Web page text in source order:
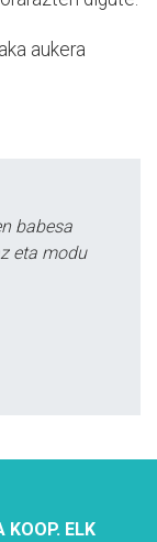
aukera
babesa
eta modu
KOOP. ELK